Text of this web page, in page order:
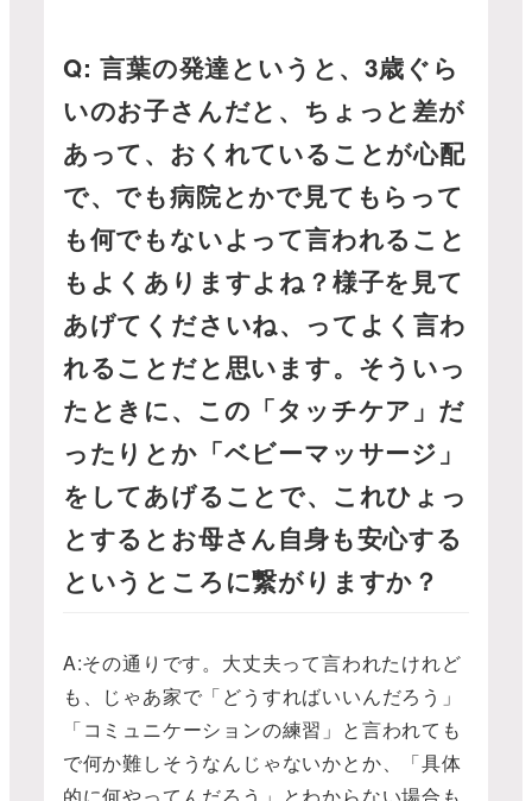
Q: 言葉の発達というと、3歳ぐら
いのお子さんだと、ちょっと差が
あって、おくれていることが心配
で、でも病院とかで見てもらって
も何でもないよって言われること
もよくありますよね？様子を見て
あげてくださいね、ってよく言わ
れることだと思います。そういっ
たときに、この「タッチケア」だ
ったりとか「ベビーマッサージ」
をしてあげることで、これひょっ
とするとお母さん自身も安心する
というところに繋がりますか？
A:その通りです。大丈夫って言われたけれど
も、じゃあ家で「どうすればいいんだろう」
「コミュニケーションの練習」と言われても
で何か難しそうなんじゃないかとか、「具体